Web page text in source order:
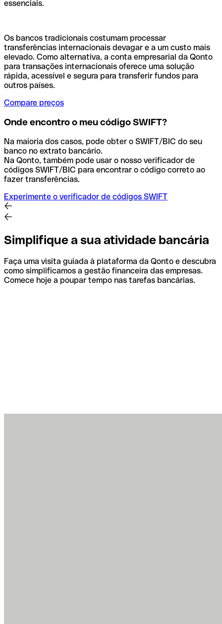
essenciais.
Os bancos tradicionais costumam processar
transferências internacionais devagar e a um custo mais
elevado. Como alternativa, a conta empresarial da Qonto
para transações internacionais oferece uma solução
rápida, acessível e segura para transferir fundos para
outros países.
Compare preços
Onde encontro o meu código SWIFT?
Na maioria dos casos, pode obter o SWIFT/BIC do seu
banco no extrato bancário.
Na Qonto, também pode usar o nosso verificador de
códigos SWIFT/BIC para encontrar o código correto ao
fazer transferências.
Experimente o verificador de códigos SWIFT
Simplifique a sua atividade bancária
Faça uma visita guiada à plataforma da Qonto e descubra
como simplificamos a gestão financeira das empresas.
Comece hoje a poupar tempo nas tarefas bancárias.